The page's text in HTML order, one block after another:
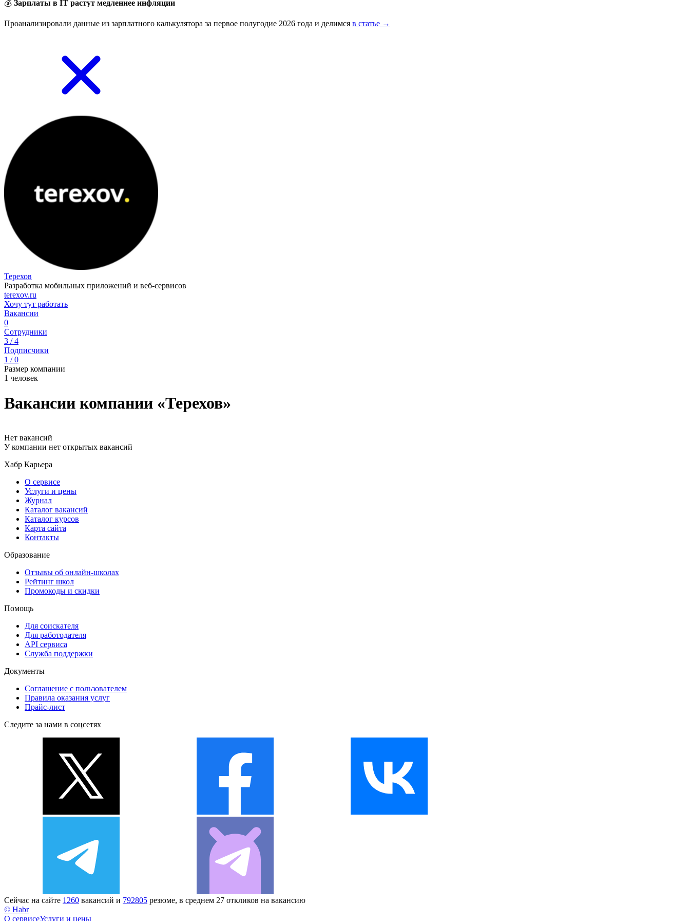
💰 Зарплаты в IT растут медленнее инфляции
Проанализировали данные из зарплатного калькулятора за первое полугодие 2026 года и делимся в статье →
Терехов
Разработка мобильных приложений и веб-сервисов
terexov.ru
Хочу тут работать
Вакансии
0
Сотрудники
3 / 4
Подписчики
1 / 0
Размер компании
1 человек
Вакансии компании «Терехов»
Нет вакансий
У компании нет открытых вакансий
Хабр Карьера
О сервисе
Услуги и цены
Журнал
Каталог вакансий
Каталог курсов
Карта сайта
Контакты
Образование
Отзывы об онлайн-школах
Рейтинг школ
Промокоды и скидки
Помощь
Для соискателя
Для работодателя
API сервиса
Служба поддержки
Документы
Соглашение с пользователем
Правила оказания услуг
Прайс-лист
Следите за нами в соцсетях
Сейчас на сайте 1260 вакансий и 792805 резюме, в среднем 27 откликов на вакансию
© Habr
О сервисеУслуги и цены